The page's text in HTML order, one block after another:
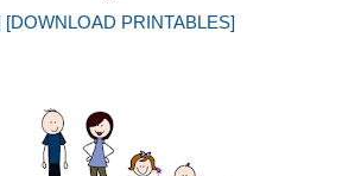
[DOWNLOAD PRINTABLES]